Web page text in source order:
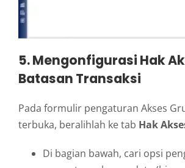
5. Mengonfigurasi Hak
Batasan Transaksi
Pada formulir pengaturan Akses
terbuka, beralihlah ke tab Hak
Di bagian bawah, cari opsi